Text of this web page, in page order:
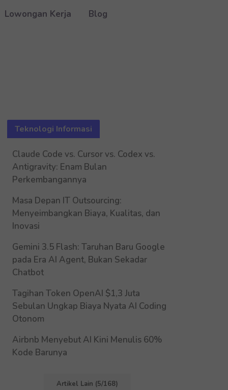
Lowongan Kerja Blog
Teknologi Informasi
Claude Code vs. Cursor vs. Codex vs.
Antigravity: Enam Bulan
Perkembangannya
Masa Depan IT Outsourcing:
Menyeimbangkan Biaya, Kualitas, dan
Inovasi
Gemini 3.5 Flash: Taruhan Baru Google
pada Era AI Agent, Bukan Sekadar
Chatbot
Tagihan Token OpenAI $1,3 Juta
Sebulan Ungkap Biaya Nyata AI Coding
Otonom
Airbnb Menyebut AI Kini Menulis 60%
Kode Barunya
Artikel Lain (5/168)